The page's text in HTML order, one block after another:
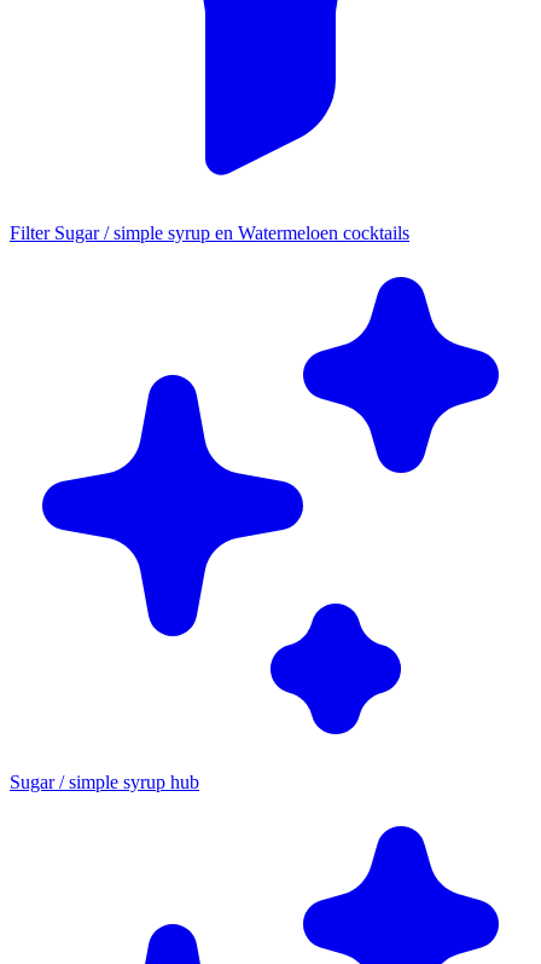
Filter Sugar / simple syrup en Watermeloen cocktails
Sugar / simple syrup hub